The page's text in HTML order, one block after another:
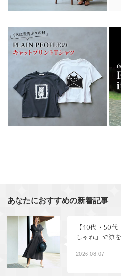
あなたにおすすめの新着記事
【40代・50
しゃれ」で涼
月号特集
2026.08.07